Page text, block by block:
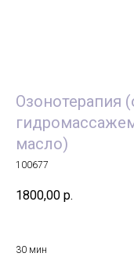
Озонотерапия
масло)
100677
1800,00 р.
30 мин